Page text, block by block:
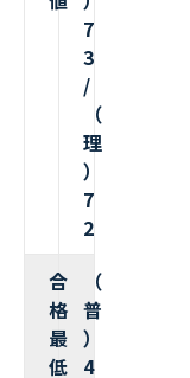
7
3
/
（
理
）
7
2
合
格
最
低
（
普
）
4